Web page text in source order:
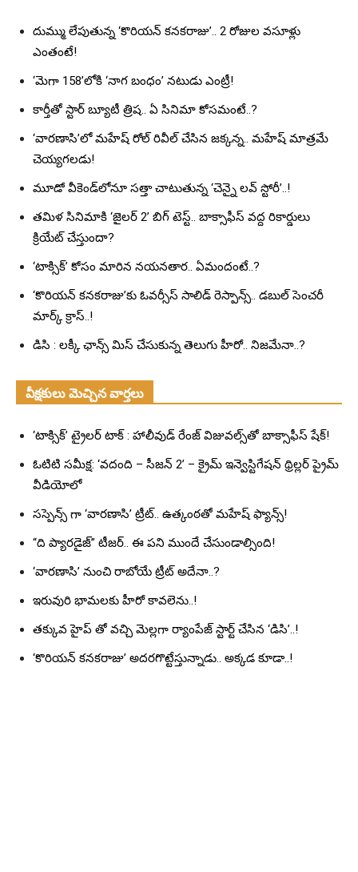
దుమ్ము లేపుతున్న ‘కొరియన్ కనకరాజు’.. 2 రోజుల వసూళ్లు
ఎంతంటే!
‘మెగా 158’లోకి ‘నాగ బంధం’ నటుడు ఎంట్రీ!
కార్తీతో స్టార్ బ్యూటీ త్రిష.. ఏ సినిమా కోసమంటే..?
‘వారణాసి’లో మహేష్ రోల్ రివీల్ చేసిన జక్కన్న.. మహేష్ మాత్రమే
చెయ్యగలడు!
మూడో వీకెండ్‌లోనూ సత్తా చాటుతున్న ‘చెన్నై లవ్ స్టోరీ’..!
తమిళ సినిమాకి ‘జైలర్ 2’ బిగ్ టెస్ట్.. బాక్సాఫీస్ వద్ద రికార్డులు
క్రియేట్ చేస్తుందా?
‘టాక్సిక్’ కోసం మారిన నయనతార.. ఏమందంటే..?
‘కొరియన్ కనకరాజు’కు ఓవర్సీస్ సాలిడ్ రెస్పాన్స్.. డబుల్ సెంచరీ
మార్క్ క్రాస్..!
డిసి : లక్కీ ఛాన్స్ మిస్ చేసుకున్న తెలుగు హీరో.. నిజమేనా..?
వీక్షకులు మెచ్చిన వార్తలు
‘టాక్సిక్’ ట్రైలర్ టాక్ : హాలీవుడ్ రేంజ్ విజువల్స్‌తో బాక్సాఫీస్ షేక్!
ఓటిటి సమీక్ష: ‘వదంది – సీజన్ 2’ – క్రైమ్ ఇన్వెస్టిగేషన్ థ్రిల్లర్ ప్రైమ్
వీడియోలో
సస్పెన్స్ గా ‘వారణాసి’ ట్రీట్.. ఉత్కంఠతో మహేష్ ఫ్యాన్స్!
“ది ప్యారడైజ్” టీజర్.. ఈ పని ముందే చేసుండాల్సింది!
‘వారణాసి’ నుంచి రాబోయే ట్రీట్ అదేనా..?
ఇరువురి భామలకు హీరో కావలెను..!
తక్కువ హైప్ తో వచ్చి మెల్లగా ర్యాంపేజ్ స్టార్ట్ చేసిన ‘డిసి’..!
‘కొరియన్ కనకరాజు’ అదరగొట్టేస్తున్నాడు.. అక్కడ కూడా..!